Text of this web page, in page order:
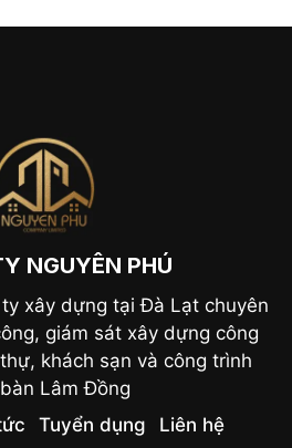
NGUYÊN PHÚ
xây dựng tại Đà Lạt chuyên
giám sát xây dựng công
khách sạn và công trình
Lâm Đồng
Tuyển dụng Liên hệ